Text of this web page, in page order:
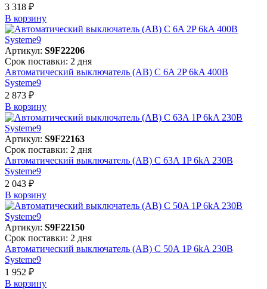
3 318 ₽
В корзинy
Артикул: S9F22206
Срок поставки: 2 дня
Автоматический выключатель (АВ) C 6A 2P 6kA 400В
Systeme9
2 873 ₽
В корзинy
Артикул: S9F22163
Срок поставки: 2 дня
Автоматический выключатель (АВ) C 63A 1P 6kA 230В
Systeme9
2 043 ₽
В корзинy
Артикул: S9F22150
Срок поставки: 2 дня
Автоматический выключатель (АВ) C 50A 1P 6kA 230В
Systeme9
1 952 ₽
В корзинy